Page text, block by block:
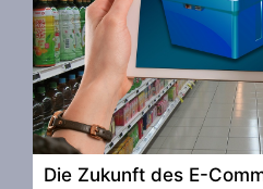
Die Zukunft des E-